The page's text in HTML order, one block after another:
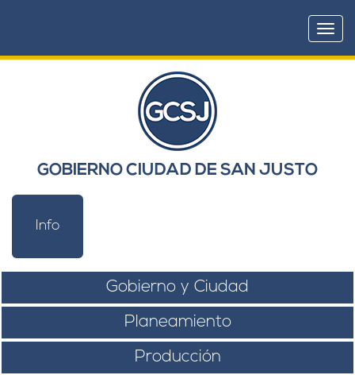
GOBIERNO CIUDAD DE SAN JUSTO
Info
Gobierno y Ciudad
Planeamiento
Producción